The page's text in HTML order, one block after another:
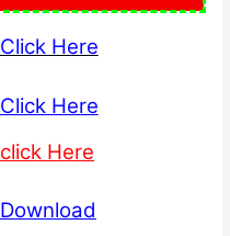
Click Here
Click Here
click Here
Download